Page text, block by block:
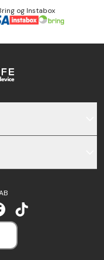
og Instabox
TIKTOK
MARKET